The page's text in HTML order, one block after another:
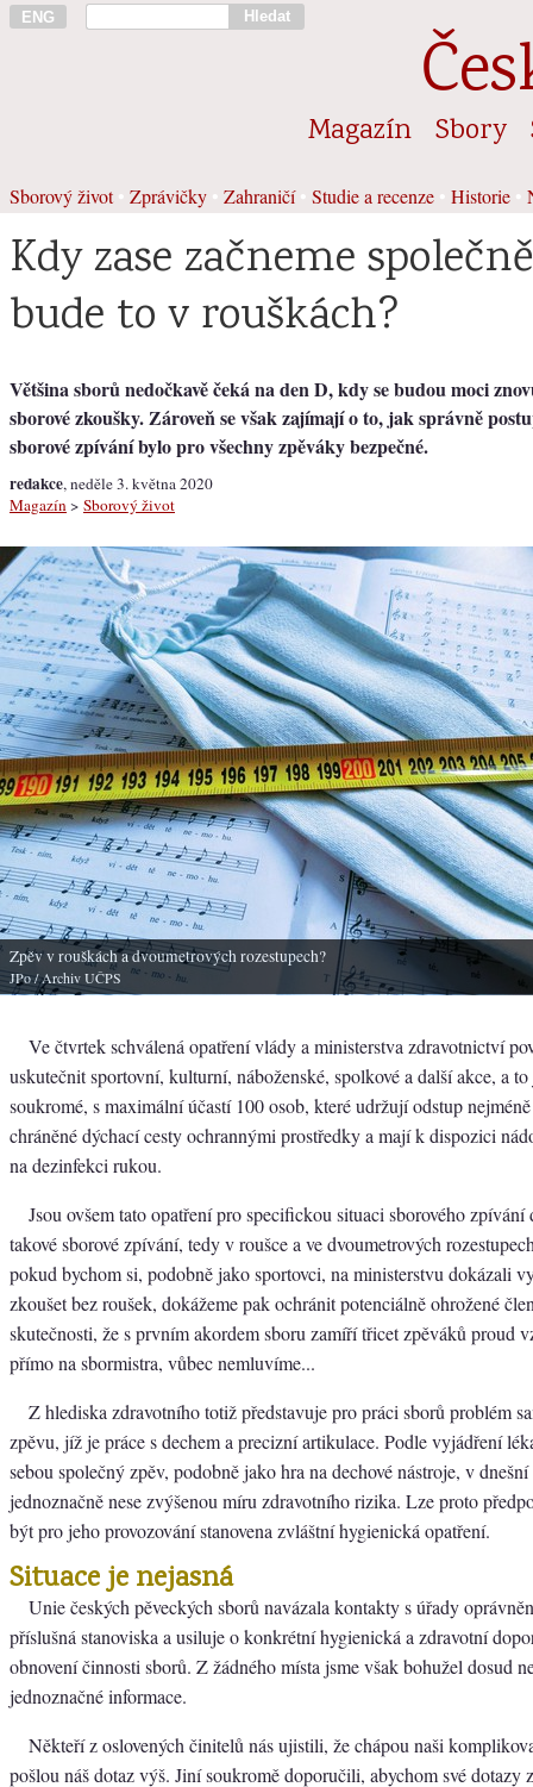
ENG Hledat
Magazín Sbory
Sborový život• Zprávičky Zahraničí• Studie a recenze Historie
Kdy zase začneme
bude to v rouškách?
Většina sborů nedočkavě čeká na den D, kdy se budou moci
sborové zkoušky. Zároveň se však zajímají o to, jak správně
sborové zpívání bylo pro všechny zpěváky bezpečné.
redakce, neděle 3. května 2020
Magazín > Sborový život
Zpěv v rouškách a dvoumetrových rozestupech?
JPo/ Archiv UČPS
Ve čtvrtek schválená opatření vlády a ministerstva zdravotnictví
uskutečnit sportovní, kulturní, náboženské, spolkové a další akce, a
soukromé, s maximální účastí 100 osob, které udržují odstup
chráněné dýchací cesty ochrannými prostředky a mají k dispozici
na dezinfekci rukou.
Jsou ovšem tato opatření pro specifickou situaci sborového zpívání
takové sborové zpívání, tedy v roušce a ve dvoumetrových
pokud bychom si, podobně jako sportovci, na ministerstvu dokázali
zkoušet bez roušek, dokážeme pak ochránit potenciálně ohrožené
skutečnosti, že s prvním akordem sboru zamíří třicet zpěváků proud
přímo na sbormistra, vůbec nemluvíme...
Z hlediska zdravotního totiž představuje pro práci sborů problém
zpěvu, jíž je práce s dechem a precizní artikulace. Podle vyjádření
sebou společný zpěv, podobně jako hra na dechové nástroje, v
jednoznačně nese zvýšenou míru zdravotního rizika. Lze proto
být pro jeho provozování stanovena zvláštní hygienická opatření.
Situace je nejasná
Unie českých pěveckých sborů navázala kontakty s úřady
příslušná stanoviska a usiluje o konkrétní hygienická a zdravotní
obnovení činnosti sborů. Z žádného místa jsme však bohužel dosud
jednoznačné informace.
Někteří z oslovených činitelů nás ujistili, že chápou naši
pošlou náš dotaz výš. Jiní soukromě doporučili, abychom své dotazy